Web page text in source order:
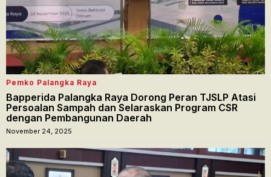
Pemko Palangka Raya
Bapperida Palangka Raya Dorong Peran TJSLP Atasi
Persoalan Sampah dan Selaraskan Program CSR
dengan Pembangunan Daerah
November 24, 2025